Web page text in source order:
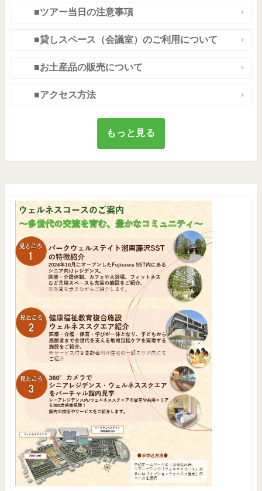
■ツアー当日の注意事項
■貸しスペース（会議室）のご利用について
■お土産品の販売について
■アクセス方法
もっと見る